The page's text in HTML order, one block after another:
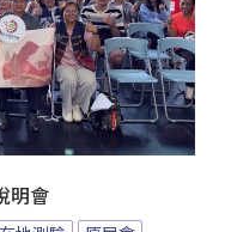
明會